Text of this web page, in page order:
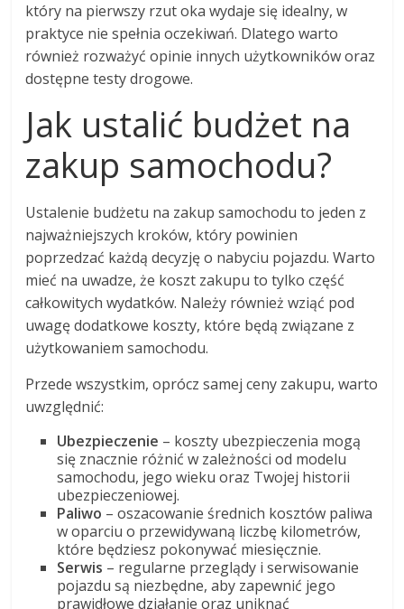
który na pierwszy rzut oka wydaje się idealny, w
praktyce nie spełnia oczekiwań. Dlatego warto
również rozważyć opinie innych użytkowników oraz
dostępne testy drogowe.
Jak ustalić budżet na
zakup samochodu?
Ustalenie budżetu na zakup samochodu to jeden z
najważniejszych kroków, który powinien
poprzedzać każdą decyzję o nabyciu pojazdu. Warto
mieć na uwadze, że koszt zakupu to tylko część
całkowitych wydatków. Należy również wziąć pod
uwagę dodatkowe koszty, które będą związane z
użytkowaniem samochodu.
Przede wszystkim, oprócz samej ceny zakupu, warto
uwzględnić:
Ubezpieczenie – koszty ubezpieczenia mogą
się znacznie różnić w zależności od modelu
samochodu, jego wieku oraz Twojej historii
ubezpieczeniowej.
Paliwo – oszacowanie średnich kosztów paliwa
w oparciu o przewidywaną liczbę kilometrów,
które będziesz pokonywać miesięcznie.
Serwis – regularne przeglądy i serwisowanie
pojazdu są niezbędne, aby zapewnić jego
prawidłowe działanie oraz uniknąć